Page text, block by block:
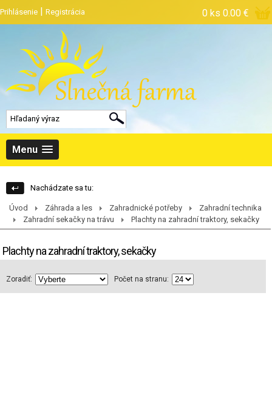
Prihlásenie | Registrácia 0 ks 0.00 €
Menu
Nachádzate sa tu:
Úvod Záhrada a les Zahradnické potřeby
Zahradní technika
Zahradní sekačky na trávu
Plachty na zahradní traktory, sekačky
Plachty na zahradní traktory, sekačky
Zoradiť: Počet na stranu: